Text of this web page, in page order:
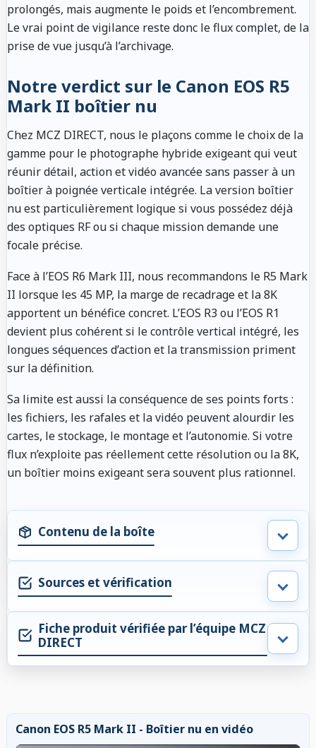
prolongés, mais augmente le poids et l’encombrement.
Le vrai point de vigilance reste donc le flux complet, de la
prise de vue jusqu’à l’archivage.
Notre verdict sur le Canon EOS R5
Mark II boîtier nu
Chez MCZ DIRECT, nous le plaçons comme le choix de la
gamme pour le photographe hybride exigeant qui veut
réunir détail, action et vidéo avancée sans passer à un
boîtier à poignée verticale intégrée. La version boîtier
nu est particulièrement logique si vous possédez déjà
des optiques RF ou si chaque mission demande une
focale précise.
Face à l’EOS R6 Mark III, nous recommandons le R5 Mark
II lorsque les 45 MP, la marge de recadrage et la 8K
apportent un bénéfice concret. L’EOS R3 ou l’EOS R1
devient plus cohérent si le contrôle vertical intégré, les
longues séquences d’action et la transmission priment
sur la définition.
Sa limite est aussi la conséquence de ses points forts :
les fichiers, les rafales et la vidéo peuvent alourdir les
cartes, le stockage, le montage et l’autonomie. Si votre
flux n’exploite pas réellement cette résolution ou la 8K,
un boîtier moins exigeant sera souvent plus rationnel.
Contenu de la boîte
Sources et vérification
Fiche produit vérifiée par l’équipe MCZ
DIRECT
Canon EOS R5 Mark II - Boîtier nu en vidéo